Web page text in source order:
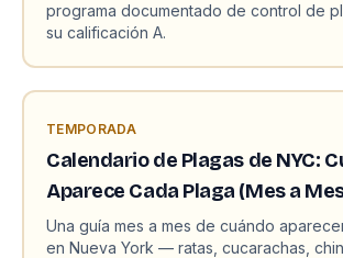
programa documentado de control de
su calificación A.
TEMPORADA
Calendario de Plagas de NYC:
Aparece Cada Plaga (Mes a
Una guía mes a mes de cuándo
en Nueva York — ratas, cucarachas,